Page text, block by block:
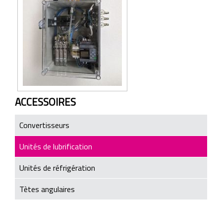
ACCESSOIRES
Convertisseurs
Unités de lubrification
Unités de réfrigération
Tètes angulaires